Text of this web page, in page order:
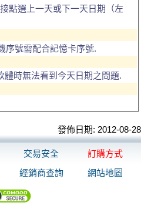
點選上一天或下一天日期（左
序號需配合記憶卡序號.
體時無法看到今天日期之問題.
發佈日期: 2012-08-28
交易安全
訂購方式
經銷商查詢 網站地圖